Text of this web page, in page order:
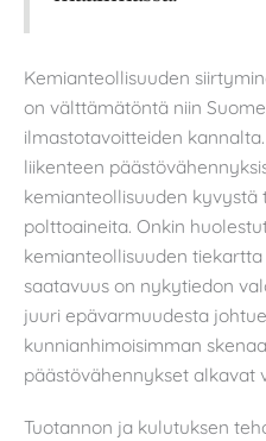
Kemianteollisuuden
on välttämätöntä niin
ilmastotavoitteiden
liikenteen
kemianteollisuuden kyvystä
polttoaineita. Onkin
kemianteollisuuden
saatavuus on nykytiedon
juuri epävarmuudesta
kunnianhimoisimman
päästövähennykset alkavat
Tuotannon ja kulutuksen